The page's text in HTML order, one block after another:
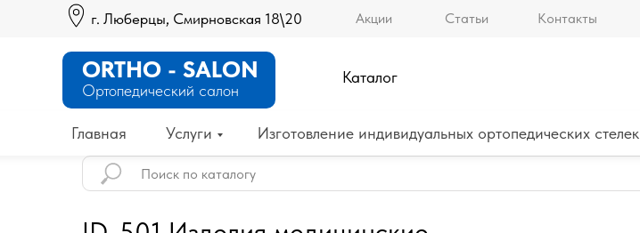
г. Люберцы, Смирновская 18\20 Контакты
Статьи
Акции
Главная Изготовление индивидуальных ортопедических стелек
Ортопедический салон
ORTHO - SALON
Услуги
Каталог